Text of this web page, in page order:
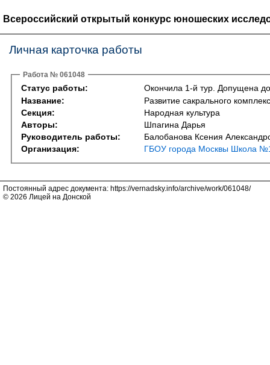
Всероссийский открытый конкурс юношеских
Личная карточка работы
Работа № 061048
Статус работы:
Окончила 1-й тур. Допущена
Название:
Развитие сакрального
Секция:
Народная культура
Авторы:
Шпагина Дарья
Руководитель работы:
Балобанова Ксения
Организация:
ГБОУ города Москвы Школа
Постоянный адрес документа: https://vernadsky.info/archive/work/061048/
© 2026 Лицей на Донской